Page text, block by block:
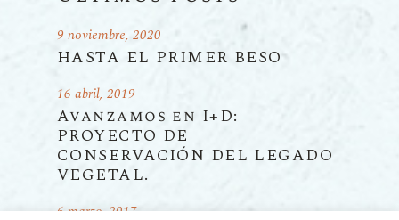
HASTA EL PRIMER BESO
9 noviembre, 2020
Avanzamos en I+D:
PROYECTO DE
CONSERVACIÓN DEL LEGADO
VEGETAL.
16 abril, 2019
6 marzo, 2017